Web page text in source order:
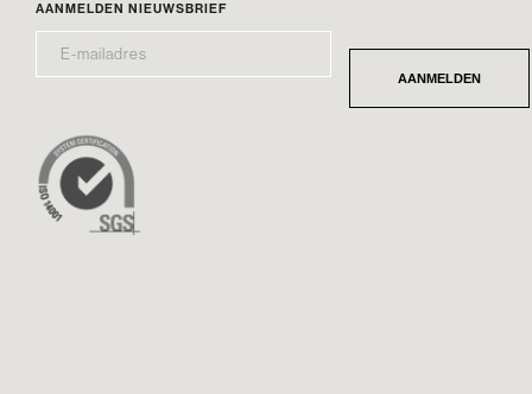
AANMELDEN NIEUWSBRIEF
MAILADRES* AANMELDEN